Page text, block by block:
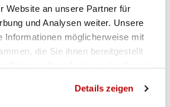
Website an unsere Partner für
und Analysen weiter. Unsere
Informationen möglicherweise mit
die Sie ihnen bereitgestellt
Details zeigen